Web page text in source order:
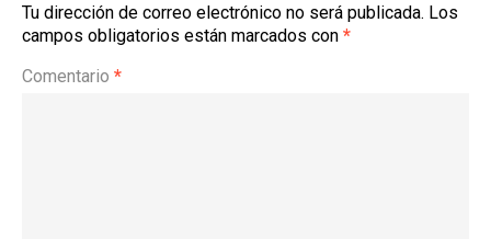
Tu dirección de correo electrónico no será publicada. Los
campos obligatorios están marcados con *
Comentario *